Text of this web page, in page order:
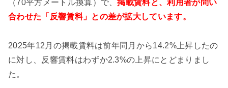
（70平方メートル換算）で、掲載賃料と、利用者が問い
合わせた「反響賃料」との差が拡大しています。
2025年12月の掲載賃料は前年同月から14.2%上昇したの
に対し、反響賃料はわずか2.3%の上昇にとどまりまし
た。